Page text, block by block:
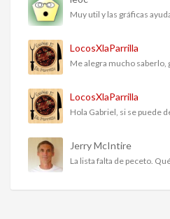
Muy util y las gráficas
LocosXlaParrilla
Me alegra mucho saberlo,
LocosXlaParrilla
Hola Gabriel, si se puede
Jerry McIntire
La lista falta de peceto.